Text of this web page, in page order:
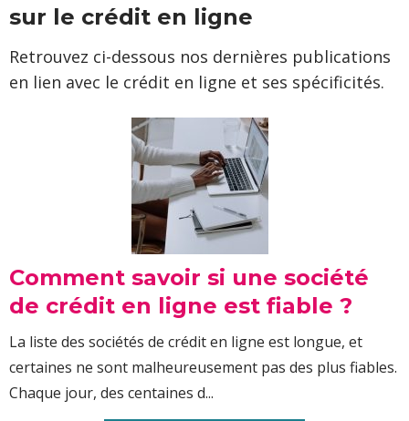
sur le crédit en ligne
Retrouvez ci-dessous nos dernières publications
en lien avec le crédit en ligne et ses spécificités.
Comment savoir si une société
de crédit en ligne est fiable ?
La liste des sociétés de crédit en ligne est longue, et
certaines ne sont malheureusement pas des plus fiables.
Chaque jour, des centaines d...